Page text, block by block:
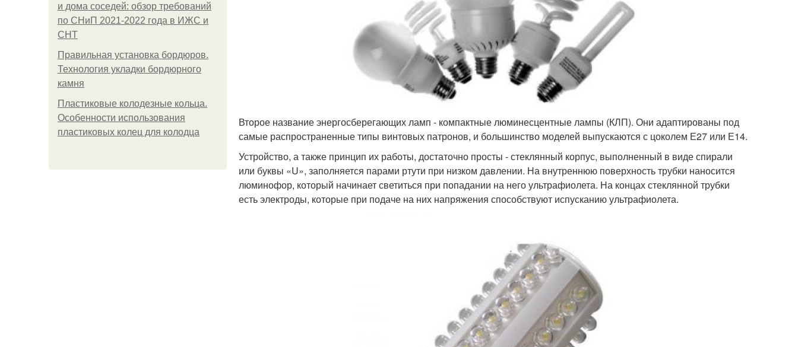
и дома соседей: обзор требований
по СНиП 2021-2022 года в ИЖС и
СНТ
Правильная установка бордюров.
Технология укладки бордюрного
камня
Пластиковые колодезные кольца.
Особенности использования
пластиковых колец для колодца
Второе название энергосберегающих ламп - компактные люминесцентные лампы (КЛП). Они адаптированы под
самые распространенные типы винтовых патронов, и большинство моделей выпускаются с цоколем Е27 или Е14.
Устройство, а также принцип их работы, достаточно просты - стеклянный корпус, выполненный в виде спирали
или буквы «U», заполняется парами ртути при низком давлении. На внутреннюю поверхность трубки наносится
люминофор, который начинает светиться при попадании на него ультрафиолета. На концах стеклянной трубки
есть электроды, которые при подаче на них напряжения способствуют испусканию ультрафиолета.